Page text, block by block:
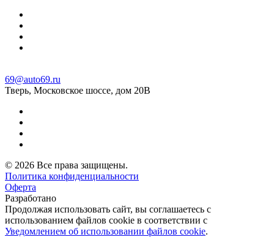
69@auto69.ru
Тверь, Московское шоссе, дом 20В
© 2026 Все права защищены.
Политика конфиденциальности
Оферта
Разработано
Продолжая использовать сайт, вы соглашаетесь с
использованием файлов cookie в соответствии с
Уведомлением об использовании файлов cookie.